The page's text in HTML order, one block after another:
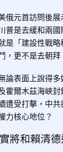
俄元首訪問後
普是去緩和兩
是「建設性戰
，更不是去朝拜
論表面上說得多
霍爾木茲海峽封
遭受打擊，中
力核心地位？
將和賴清